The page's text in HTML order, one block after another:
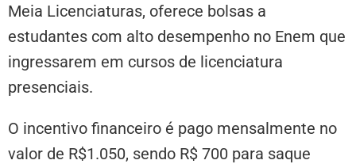
Meia Licenciaturas, oferece bolsas a
estudantes com alto desempenho no Enem que
ingressarem em cursos de licenciatura
presenciais.
O incentivo financeiro é pago mensalmente no
valor de R$1.050, sendo R$ 700 para saque